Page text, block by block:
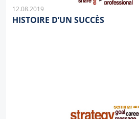
12.08.2019
HISTOIRE D’UN SUCCÈS